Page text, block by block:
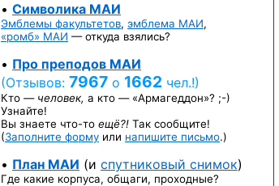
• Символика МАИ
Эмблемы факультетов, эмблема МАИ,
«ромб» МАИ — откуда взялись?
• Про преподов МАИ
(Отзывов: 7967 о 1662 чел.!)
Кто — человек, а кто — «Армагеддон»? ;-)
Узнайте!
Вы знаете что-то ещё?! Так сообщите!
(Заполните форму или напишите письмо.)
• План МАИ (и спутниковый снимок)
Где какие корпуса, общаги, проходные?